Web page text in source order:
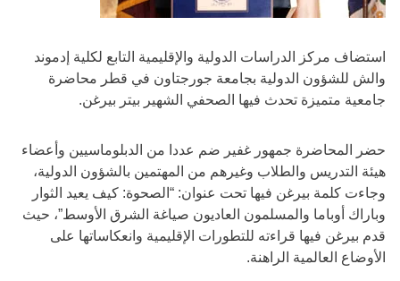
استضاف مركز الدراسات الدولية والإقليمية التابع لكلية إدموند
والش للشؤون الدولية بجامعة جورجتاون في قطر محاضرة
جامعية متميزة تحدث فيها الصحفي الشهير بيتر بيرغن.
حضر المحاضرة جمهور غفير ضم عددا من الدبلوماسيين وأعضاء
هيئة التدريس والطلاب وغيرهم من المهتمين بالشؤون الدولية،
وجاءت كلمة بيرغن فيها تحت عنوان: “الصحوة: كيف يعيد الثوار
وباراك أوباما والمسلمون العاديون صياغة الشرق الأوسط”، حيث
قدم بيرغن فيها قراءته للتطورات الإقليمية وانعكاساتها على
الأوضاع العالمية الراهنة.